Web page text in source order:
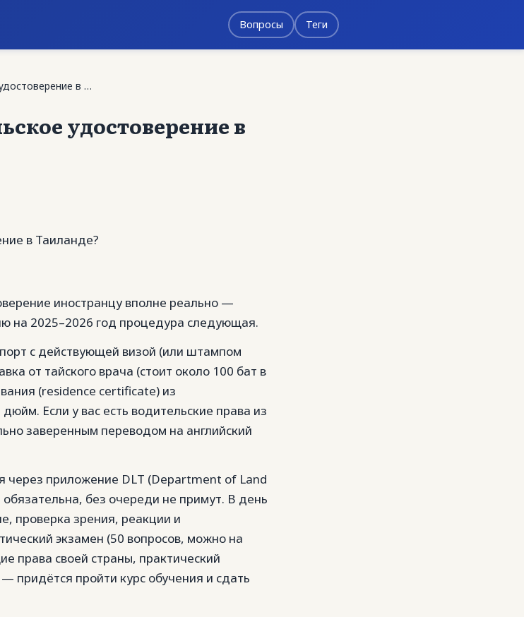
Вопросы Теги
в …
удостоверение в
в Таиланде?
иностранцу вполне реально —
на 2025–2026 год процедура следующая.
с действующей визой (или штампом
от тайского врача (стоит около 100 бат в
(residence certificate) из
Если у вас есть водительские права из
заверенным переводом на английский
через приложение DLT (Department of Land
без очереди не примут. В день
проверка зрения, реакции и
экзамен (50 вопросов, можно на
права своей страны, практический
придётся пройти курс обучения и сдать